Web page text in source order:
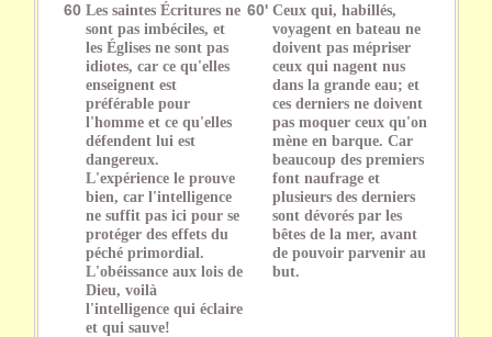
60 Les saintes Écritures ne
sont pas imbéciles, et
les Églises ne sont pas
idiotes, car ce qu'elles
enseignent est
préférable pour
l'homme et ce qu'elles
défendent lui est
dangereux.
L'expérience le prouve
bien, car l'intelligence
ne suffit pas ici pour se
protéger des effets du
péché primordial.
L'obéissance aux lois de
Dieu, voilà
l'intelligence qui éclaire
et qui sauve!
60' Ceux qui, habillés,
voyagent en bateau ne
doivent pas mépriser
ceux qui nagent nus
dans la grande eau; et
ces derniers ne doivent
pas moquer ceux qu'on
mène en barque. Car
beaucoup des premiers
font naufrage et
plusieurs des derniers
sont dévorés par les
bêtes de la mer, avant
de pouvoir parvenir au
but.